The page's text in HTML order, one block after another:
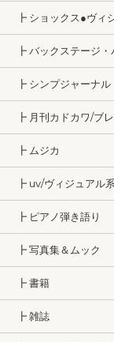
┣ ショックス●ヴィ
┣ バックステージ・
┣ シンプジャーナル
┣ 月刊カドカワ/ブ
┣ ムジカ
┣ uv/ヴィジュアル系
┣ ピアノ弾き語り
┣ 写真集＆ムック
┣ 書籍
┣ 雑誌